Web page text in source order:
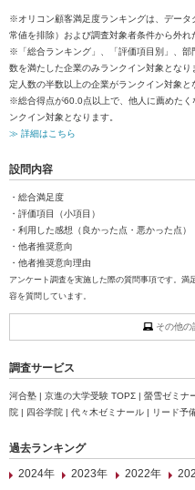
※オリコン顧客満足度ランキングは、デー
常値を排除）および調査対象者条件から外れ
※「総合ランキング」、「評価項目別」、部
数を満たした企業のみランクイン対象とな
定人数の半数以上の企業がランクイン対象と
※総合得点が60.0点以上で、他人に薦めた
ンクイン対象となります。
≫ 詳細はこちら
設問内容
・総合満足度
・評価項目（小項目）
・利用した感想（良かった点・悪かった点）
・他者推奨意向
・他者推奨意向理由
アンケート調査を実施した際の質問事項です。満
容を質問しています。
その他の
調査サービス
河合塾 | 京進の大学受験 TOPΣ | 螢雪ゼミ
院 | 四谷学院 | 代々木ゼミナール | リード予
過去ランキング
2024年
2023年 2022年